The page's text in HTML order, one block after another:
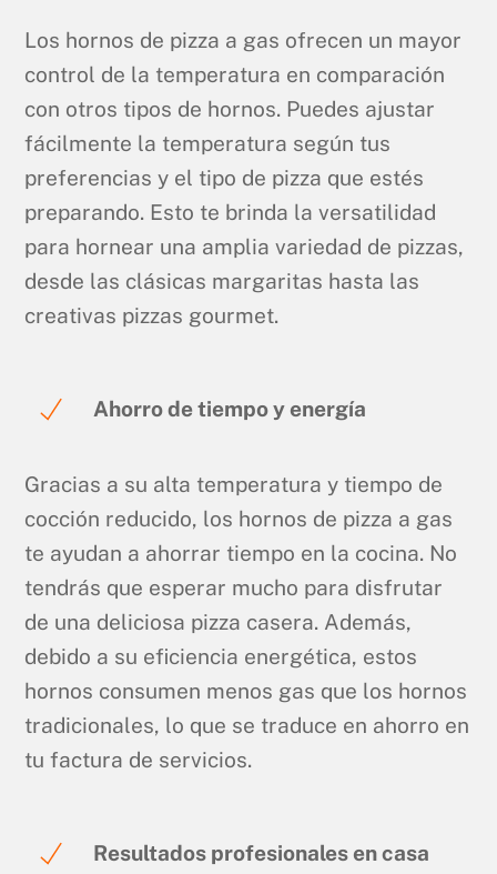
Los hornos de pizza a gas ofrecen un mayor
control de la temperatura en comparación
con otros tipos de hornos. Puedes ajustar
fácilmente la temperatura según tus
preferencias y el tipo de pizza que estés
preparando. Esto te brinda la versatilidad
para hornear una amplia variedad de pizzas,
desde las clásicas margaritas hasta las
creativas pizzas gourmet.
Ahorro de tiempo y energía
Gracias a su alta temperatura y tiempo de
cocción reducido, los hornos de pizza a gas
te ayudan a ahorrar tiempo en la cocina. No
tendrás que esperar mucho para disfrutar
de una deliciosa pizza casera. Además,
debido a su eficiencia energética, estos
hornos consumen menos gas que los hornos
tradicionales, lo que se traduce en ahorro en
tu factura de servicios.
Resultados profesionales en casa